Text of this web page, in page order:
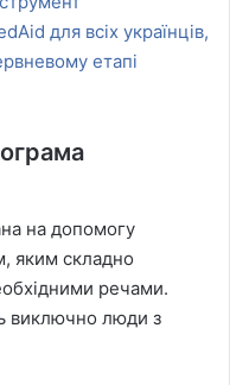
для всіх українців,
етапі
на допомогу
яким складно
речами.
виключно люди з